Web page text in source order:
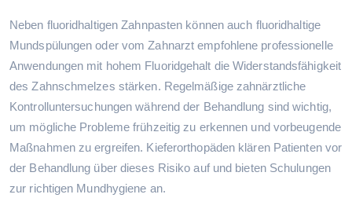
Neben fluoridhaltigen Zahnpasten können auch fluoridhaltige
Mundspülungen oder vom Zahnarzt empfohlene professionelle
Anwendungen mit hohem Fluoridgehalt die Widerstandsfähigkeit
des Zahnschmelzes stärken. Regelmäßige zahnärztliche
Kontrolluntersuchungen während der Behandlung sind wichtig,
um mögliche Probleme frühzeitig zu erkennen und vorbeugende
Maßnahmen zu ergreifen. Kieferorthopäden klären Patienten vor
der Behandlung über dieses Risiko auf und bieten Schulungen
zur richtigen Mundhygiene an.